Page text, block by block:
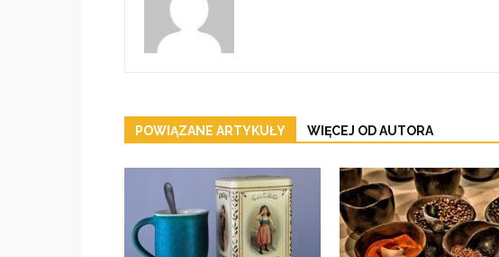
POWIĄZANE ARTYKUŁY WIĘCEJ OD AUTORA